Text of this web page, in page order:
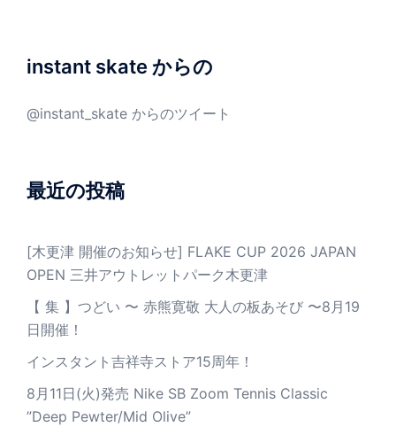
instant skate からの
@instant_skate からのツイート
最近の投稿
[木更津 開催のお知らせ] FLAKE CUP 2026 JAPAN
OPEN 三井アウトレットパーク木更津
【 集 】つどい 〜 赤熊寛敬 大人の板あそび 〜8月19
日開催！
インスタント吉祥寺ストア15周年！
8月11日(火)発売 Nike SB Zoom Tennis Classic
”Deep Pewter/Mid Olive”